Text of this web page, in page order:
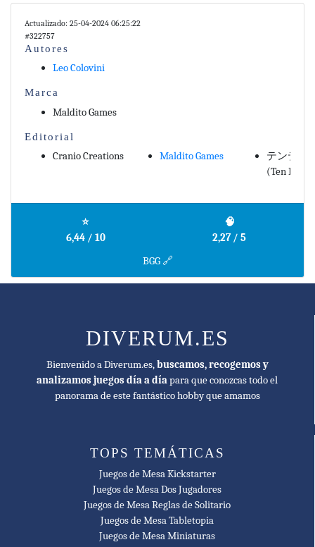
Actualizado: 25-04-2024 06:25:22
#322757
Autores
Leo Colovini
Marca
Maldito Games
Editorial
Cranio Creations Maldito Games
テンデイ
(Ten Days
⭐
6,44 / 10
🧠
2,27 / 5
BGG 🔗
DIVERUM.ES
Bienvenido a Diverum.es,buscamos, recogemos y
analizamos juegos día a díapara que conozcas todo el
panorama de este fantástico hobby que amamos
TOPS TEMÁTICAS
Juegos de Mesa Kickstarter
Juegos de Mesa Dos Jugadores
Juegos de Mesa Reglas de Solitario
Juegos de Mesa Tabletopia
Juegos de Mesa Miniaturas